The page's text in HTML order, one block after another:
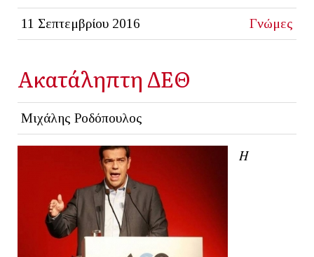
11 Σεπτεμβρίου 2016 Γνώμες
Ακατάληπτη ΔΕΘ
Μιχάλης Ροδόπουλος
Η